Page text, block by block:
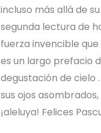
incluso más allá de
segunda lectura de
fuerza invencible
es un largo prefacio
degustación de cielo
sus ojos
¡aleluya! Felices